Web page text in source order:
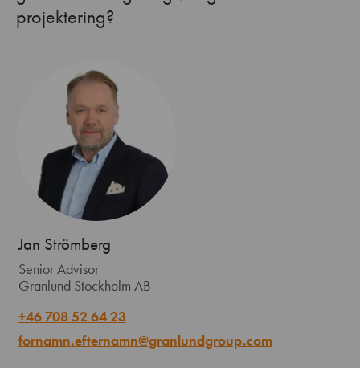
projektering?
Jan Strömberg
Senior Advisor
Granlund Stockholm AB
+46 708 52 64 23
fornamn.efternamn@granlundgroup.com